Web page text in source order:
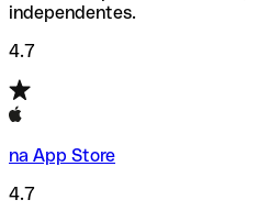
independentes.
4.7
na App Store
4.7